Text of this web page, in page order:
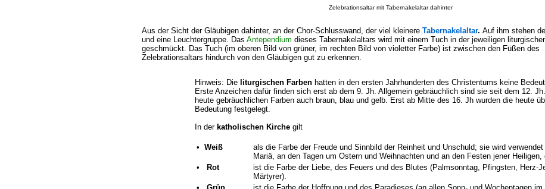
Zelebrationsaltar mit Tabernakelaltar dahinter
Aus der Sicht der Gläubigen dahinter, an der Chor-Schlusswand, der viel kleinere Tabernakelaltar. Auf ihm stehen
und eine Leuchtergruppe. Das Antependium dieses Tabernakelaltars wird mit einem Tuch in der jeweiligen
geschmückt. Das Tuch (im oberen Bild von grüner, im rechten Bild von violetter Farbe) ist zwischen den Füßen des
Zelebrationsaltars hindurch von den Gläubigen gut zu erkennen.
Hinweis: Die liturgischen Farben hatten in den ersten Jahrhunderten des Christentums keine
Erste Anzeichen dafür finden sich erst ab dem 9. Jh. Allgemein gebräuchlich sind sie seit dem 12.
heute gebräuchlichen Farben auch braun, blau und gelb. Erst ab Mitte des 16. Jh wurden die heute
Bedeutung festgelegt.
In der katholischen Kirche gilt
• Weiß
als die Farbe der Freude und Sinnbild der Reinheit und Unschuld; sie wird
Mariä, an den Tagen um Ostern und Weihnachten und an den Festen jener
•
Rot
ist die Farbe der Liebe, des Feuers und des Blutes (Palmsonntag, Pfingsten, Herz-
Märtyrer).